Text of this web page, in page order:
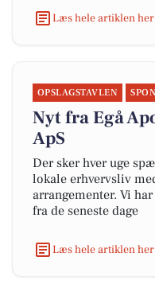
Læs hele artiklen her
OPSLAGSTAVLEN
Nyt fra Egå
ApS
Der sker hver uge
lokale erhvervsliv
arrangementer. Vi
fra de seneste dage
Læs hele artiklen her